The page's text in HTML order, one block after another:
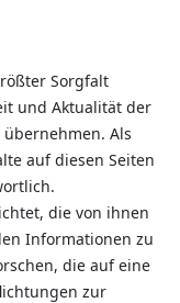
Sorgfalt
und Aktualität der
Als
auf diesen Seiten
die von ihnen
Informationen zu
die auf eine
zur